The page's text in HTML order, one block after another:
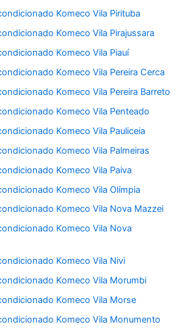
Komeco Vila Pirituba
Komeco Vila Pirajussara
Komeco Vila Piauí
Komeco Vila Pereira Cerca
Komeco Vila Pereira Barreto
Komeco Vila Penteado
Komeco Vila Pauliceia
Komeco Vila Palmeiras
Komeco Vila Paiva
Komeco Vila Olímpia
Komeco Vila Nova Mazzei
Komeco Vila Nova
Komeco Vila Nivi
Komeco Vila Morumbi
Komeco Vila Morse
Komeco Vila Monumento